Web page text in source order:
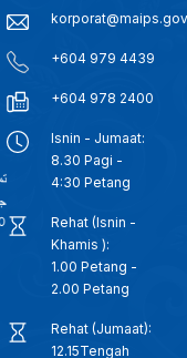
+604 979 4439
+604 978 2400
Isnin - Jumaat:
8.30 Pagi -
4:30 Petang
Rehat (Isnin -
Khamis ):
1.00 Petang -
2.00 Petang
Rehat (Jumaat):
12.15Tengah